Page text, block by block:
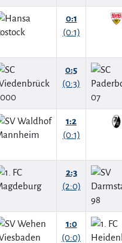
0:1
(0:1)
0:5
(0:3)
1:2
(0:1)
2:3
(2:0)
1:0
(0:0)